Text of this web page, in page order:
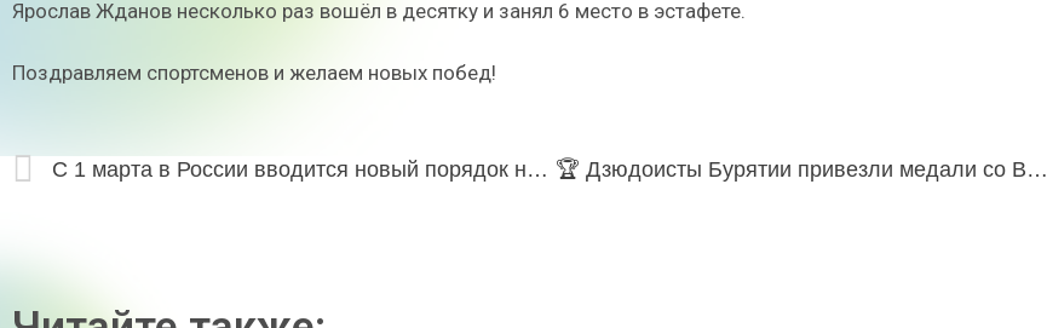
Ярослав Жданов несколько раз вошёл в десятку и занял 6 место в эстафете.
Поздравляем спортсменов и желаем новых побед!
С 1 марта в России вводится новый порядок назначения БАДов 🏆 Дзюдоисты Бурятии привезли медали со Всероссийских соревнований